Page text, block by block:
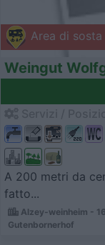
Area di sosta
Weingut
A 200 metri da
fatto...
Alzey-weinheim -
Gutenbornerhof